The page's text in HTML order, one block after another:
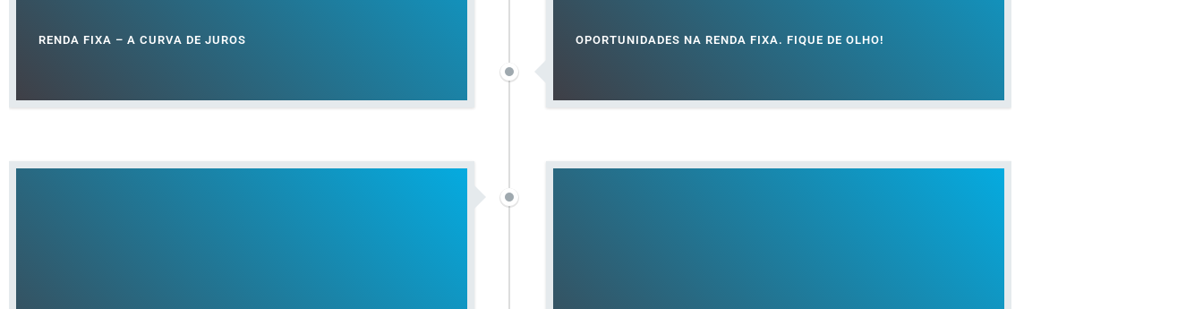
RENDA FIXA – A CURVA DE JUROS OPORTUNIDADES NA RENDA FIXA. FIQUE DE OLHO!